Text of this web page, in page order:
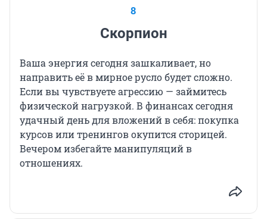
8
Скорпион
Ваша энергия сегодня зашкаливает, но
направить её в мирное русло будет сложно.
Если вы чувствуете агрессию — займитесь
физической нагрузкой. В финансах сегодня
удачный день для вложений в себя: покупка
курсов или тренингов окупится сторицей.
Вечером избегайте манипуляций в
отношениях.